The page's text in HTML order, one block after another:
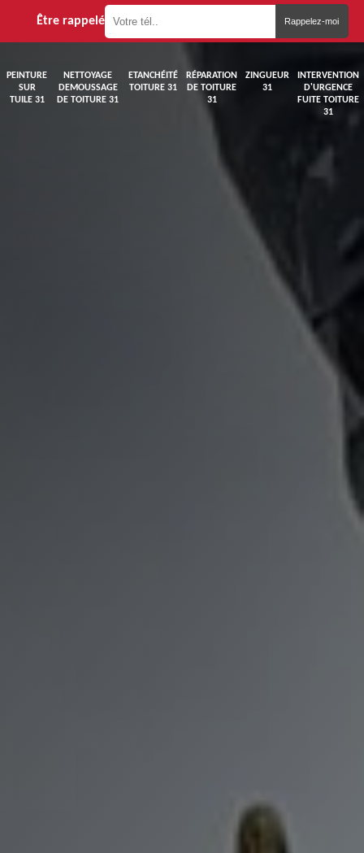
Être rappelé
PEINTURE
SUR
TUILE 31
NETTOYAGE
DEMOUSSAGE
DE TOITURE 31
ETANCHÉITÉ
TOITURE 31
RÉPARATION
DE TOITURE
31
ZINGUEUR
31
INTERVENTION
D'URGENCE
FUITE TOITURE
31